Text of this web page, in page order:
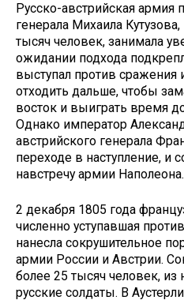
Русско-австрийская
генерала Михаила
тысяч человек, занимала
ожидании подхода
выступал против сражения
отходить дальше, чтобы
восток и выиграть время
Однако император
австрийского генерала
переходе в наступление, и
навстречу армии Наполеона.
2 декабря 1805 года
численно уступавшая
нанесла сокрушительное
армии России и Австрии.
более 25 тысяч человек, из
русские солдаты. В